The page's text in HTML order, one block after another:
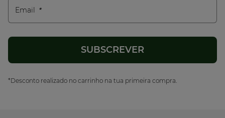
Email
*Desconto realizado no carrinho na tua primeira compra.